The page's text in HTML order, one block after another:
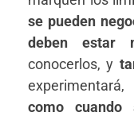
se pueden
deben estar
conocerlos, y
experimentará,
como